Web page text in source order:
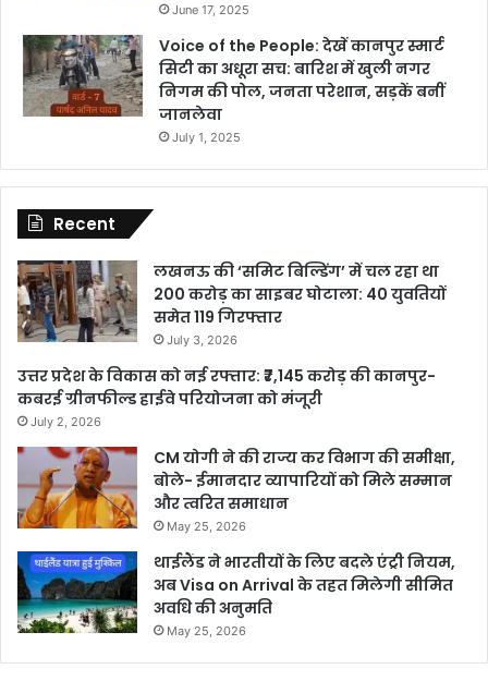
June 17, 2025
Voice of the People: देखें कानपुर स्मार्ट
सिटी का अधूरा सच: बारिश में खुली नगर
निगम की पोल, जनता परेशान, सड़कें बनीं
जानलेवा
July 1, 2025
Recent
लखनऊ की ‘समिट बिल्डिंग’ में चल रहा था
200 करोड़ का साइबर घोटाला: 40 युवतियों
समेत 119 गिरफ्तार
July 3, 2026
उत्तर प्रदेश के विकास को नई रफ्तार: ₹7,145 करोड़ की कानपुर-
कबरई ग्रीनफील्ड हाईवे परियोजना को मंजूरी
July 2, 2026
CM योगी ने की राज्य कर विभाग की समीक्षा,
बोले- ईमानदार व्यापारियों को मिले सम्मान
और त्वरित समाधान
May 25, 2026
थाईलैंड ने भारतीयों के लिए बदले एंट्री नियम,
अब Visa on Arrival के तहत मिलेगी सीमित
अवधि की अनुमति
May 25, 2026